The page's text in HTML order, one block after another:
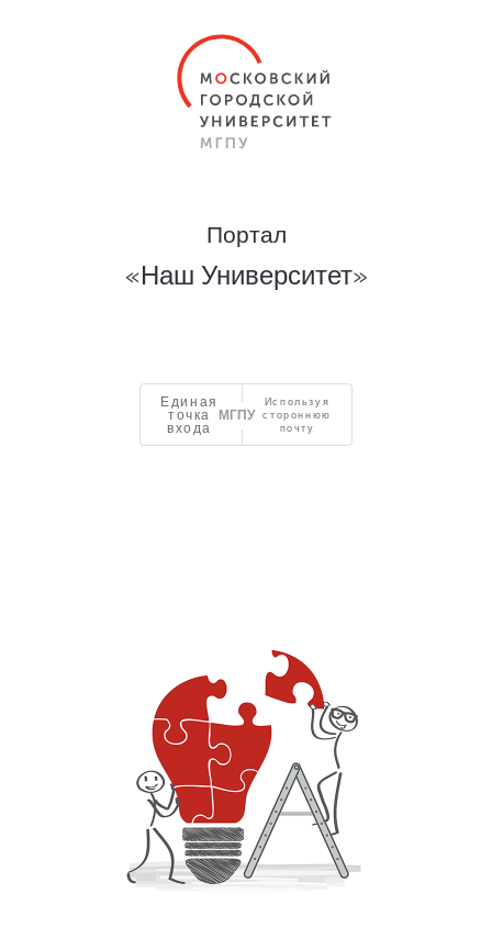
Портал
«Наш Университет»
Единая
точка
входа
Используя
стороннюю
почту